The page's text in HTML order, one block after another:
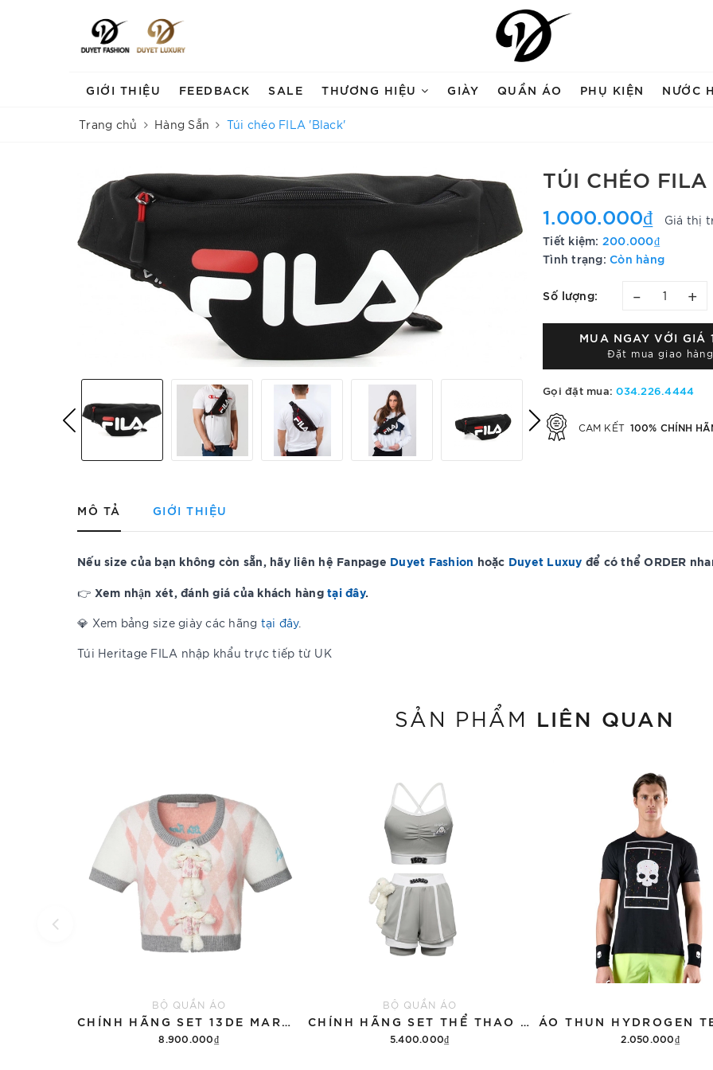
GIỚI THIỆU FEEDBACK SALE THƯƠNG HIỆU GIÀY QUẦN ÁO PHỤ KIỆN NƯỚC
Trang chủ Hàng Sẵn Túi chéo FILA 'Black'
TÚI CHÉO
1.000.000₫ Giá thị
Tiết kiệm: 200.000₫
Tình trạng: Còn hàng
Số lượng: – +
MUA NGAY VỚI GIÁ
Đặt mua giao
Gọi đặt mua:034.226.4444
CAM KẾT 100% CHÍNH
MÔ TẢ GIỚI THIỆU
Nếu size của bạn không còn sẵn, hãy liên hệ Fanpage Duyet Fashion hoặc Duyet Luxuy để có thể ORDER
👉 Xem nhận xét, đánh giá của khách hàng tại đây.
💎 Xem bảng size giày các hãng tại đây.
Túi Heritage FILA nhập khẩu trực tiếp từ UK
SẢN PHẨM LIÊN QUAN
BỘ QUẦN ÁO
CHÍNH HÃNG SET 13DE MARZO SUGAR SWIZZLE SUPER CUTE
8.900.000₫
BỘ QUẦN ÁO
CHÍNH HÃNG SET THỂ THAO 13DE MARZO BEAR VINTAGE 'GRAY'
5.400.000₫ 2.050.000₫